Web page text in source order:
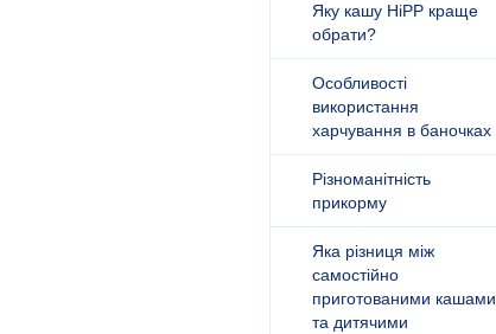
Яку кашу HiPP краще
обрати?
Особливості
використання
харчування в баночках
Різноманітність
прикорму
Яка різниця між
самостійно
приготованими кашами
та дитячими